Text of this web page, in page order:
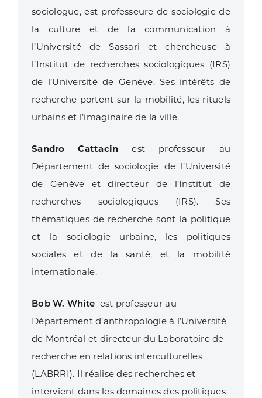
sociologue, est professeure de sociologie de
la culture et de la communication à
l’Université de Sassari et chercheuse à
l’Institut de recherches sociologiques (IRS)
de l’Université de Genève. Ses intérêts de
recherche portent sur la mobilité, les rituels
urbains et l’imaginaire de la ville.
Sandro Cattacin est professeur au
Département de sociologie de l’Université
de Genève et directeur de l’Institut de
recherches sociologiques (IRS). Ses
thématiques de recherche sont la politique
et la sociologie urbaine, les politiques
sociales et de la santé, et la mobilité
internationale.
Bob W. White est professeur au
Département d’anthropologie à l’Université
de Montréal et directeur du Laboratoire de
recherche en relations interculturelles
(LABRRI). Il réalise des recherches et
intervient dans les domaines des politiques